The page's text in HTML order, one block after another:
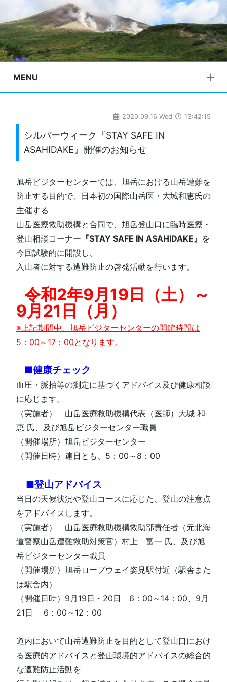
MENU
2020.09.16 Wed 13:42:15
シルバーウィーク『STAY SAFE IN
ASAHIDAKE』開催のお知らせ
旭岳ビジターセンターでは、旭岳における山岳遭難を
防止する目的で、日本初の国際山岳医・大城和恵氏の
主催する
山岳医療救助機構と合同で、旭岳登山口に臨時医療・
登山相談コーナー 『STAY SAFE IN ASAHIDAKE』 を
今回試験的に開設し、
入山者に対する遭難防止の啓発活動を行います。
令和2年9月19日（土）～
9月21日（月）
※上記期間中、旭岳ビジターセンターの開館時間は
5：00～17：00となります。
■健康チェック
血圧・脈拍等の測定に基づくアドバイス及び健康相談
に応じます。
（実施者） 山岳医療救助機構代表（医師）大城 和
恵 氏、及び旭岳ビジターセンター職員
（開催場所）旭岳ビジターセンター
（開催日時）連日とも、5：00～8：00
■登山アドバイス
当日の天候状況や登山コースに応じた、登山の注意点
をアドバイスします。
（実施者） 山岳医療救助機構救助部責任者（元北海
道警察山岳遭難救助対策官）村上 富一 氏、及び旭
岳ビジターセンター職員
（開催場所）旭岳ロープウェイ姿見駅付近（駅舎また
は駅舎内）
（開催日時）9月19日・20日 6：00～14：00、9月
21日 6：00～12：00
道内において山岳遭難防止を目的として登山口におけ
る医療的アドバイスと登山環境的アドバイスの総合的
な遭難防止活動を